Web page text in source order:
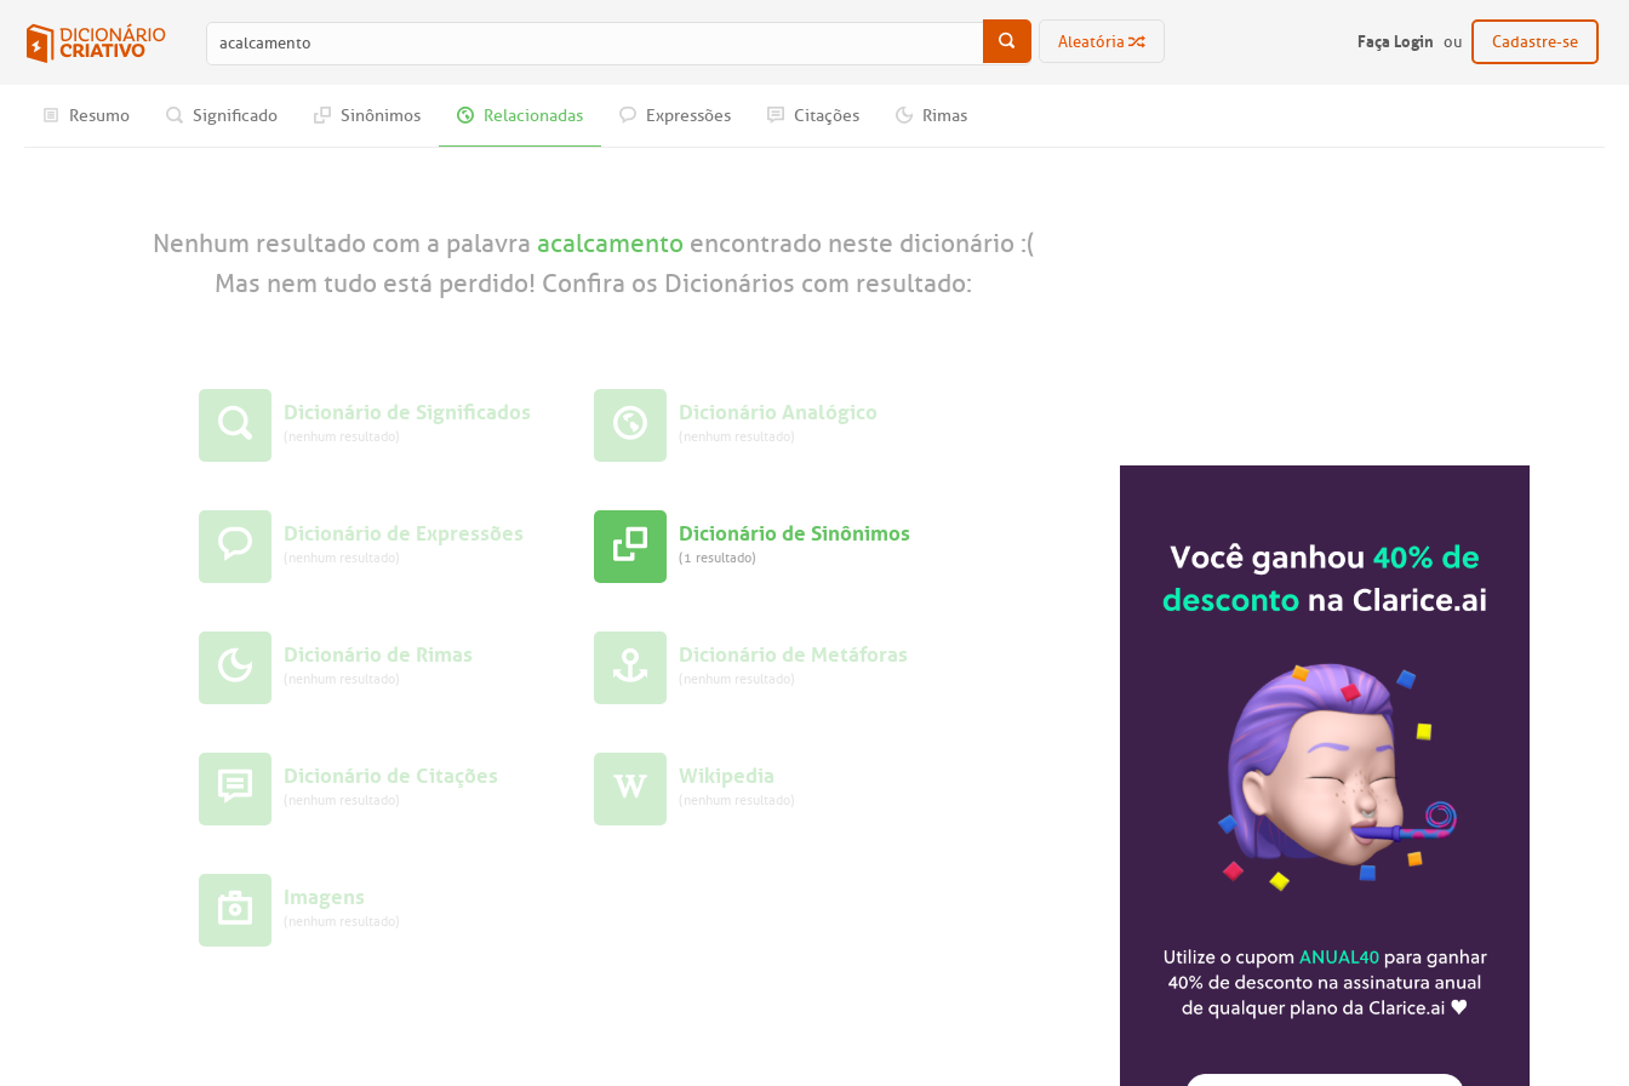
Aleatória Faça Login ou Cadastre-se
Resumo Significado Sinônimos Relacionadas Expressões Citações Rimas
Nenhum resultado com a palavra acalcamento encontrado neste dicionário :(
Mas nem tudo está perdido! Confira os Dicionários com resultado:
Dicionário de Significados
(nenhum resultado)
Dicionário Analógico
(nenhum resultado)
Dicionário de Expressões
(nenhum resultado)
Dicionário de Sinônimos
(1 resultado)
Dicionário de Rimas
(nenhum resultado)
Dicionário de Metáforas
(nenhum resultado)
Dicionário de Citações
(nenhum resultado)
Wikipedia
(nenhum resultado)
Imagens
(nenhum resultado)